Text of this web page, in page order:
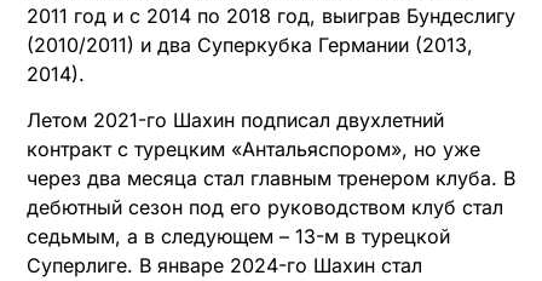
2011 год и с 2014 по 2018 год, выиграв Бундеслигу
(2010/2011) и два Суперкубка Германии (2013,
2014).
Летом 2021-го Шахин подписал двухлетний
контракт с турецким «Антальяспором», но уже
через два месяца стал главным тренером клуба. В
дебютный сезон под его руководством клуб стал
седьмым, а в следующем – 13-м в турецкой
Суперлиге. В январе 2024-го Шахин стал